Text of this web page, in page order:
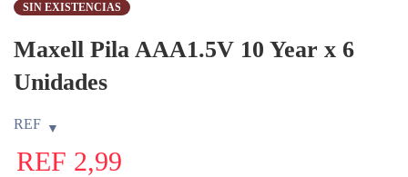
SIN EXISTENCIAS
Maxell Pila AAA1.5V 10 Year x 6
Unidades
REF
REF 2,99